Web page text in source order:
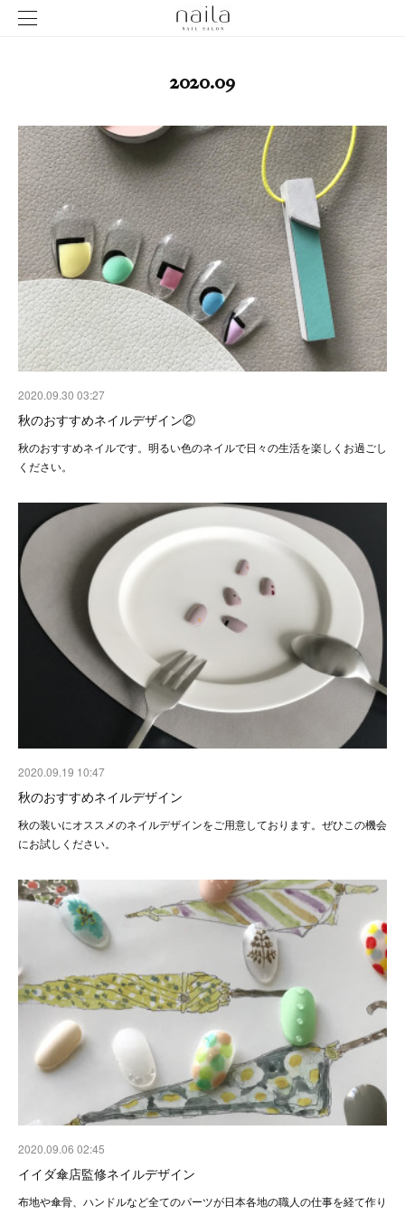
2020.09
2020.09.30 03:27
秋のおすすめネイルデザイン②
秋のおすすめネイルです。明るい色のネイルで日々の生活を楽しくお過ごし
ください。
2020.09.19 10:47
秋のおすすめネイルデザイン
秋の装いにオススメのネイルデザインをご用意しております。ぜひこの機会
にお試しください。
2020.09.06 02:45
イイダ傘店監修ネイルデザイン
布地や傘骨、ハンドルなど全てのパーツが日本各地の職人の仕事を経て作り